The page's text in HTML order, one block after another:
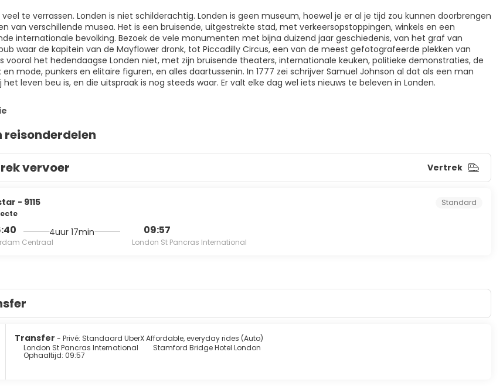
te verrassen. Londen is niet schilderachtig. Londen is geen museum, hoewel je er al je tijd zou kunnen doorbrengen
van verschillende musea. Het is een bruisende, uitgestrekte stad, met verkeersopstoppingen, winkels en een
internationale bevolking. Bezoek de vele monumenten met bijna duizend jaar geschiedenis, van het graf van
waar de kapitein van de Mayflower dronk, tot Piccadilly Circus, een van de meest gefotografeerde plekken van
vooral het hedendaagse Londen niet, met zijn bruisende theaters, internationale keuken, politieke demonstraties, de
mode, punkers en elitaire figuren, en alles daartussenin. In 1777 zei schrijver Samuel Johnson al dat als een man
het leven beu is, en die uitspraak is nog steeds waar. Er valt elke dag wel iets nieuws te beleven in Londen.
reisonderdelen
vervoer Vertrek
- 9115
Centraal
4uur 17min 09:57
London St Pancras International
Standard
Transfer - Privé: Standaard UberX Affordable, everyday rides (Auto)
London St Pancras International
Stamford Bridge Hotel London
Ophaaltijd: 09:57